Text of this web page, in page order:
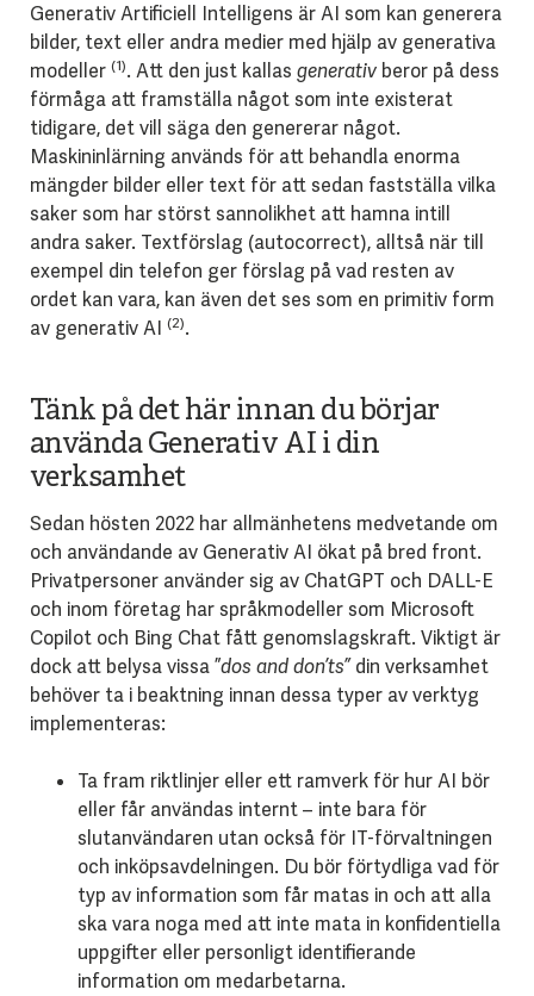
Generativ Artificiell Intelligens är AI som kan generera
bilder, text eller andra medier med hjälp av generativa
modeller (1). Att den just kallas generativ beror på dess
förmåga att framställa något som inte existerat
tidigare, det vill säga den genererar något.
Maskininlärning används för att behandla enorma
mängder bilder eller text för att sedan fastställa vilka
saker som har störst sannolikhet att hamna intill
andra saker. Textförslag (autocorrect), alltså när till
exempel din telefon ger förslag på vad resten av
ordet kan vara, kan även det ses som en primitiv form
av generativ AI (2).
Tänk på det här innan du börjar
använda Generativ AI i din
verksamhet
Sedan hösten 2022 har allmänhetens medvetande om
och användande av Generativ AI ökat på bred front.
Privatpersoner använder sig av ChatGPT och DALL-E
och inom företag har språkmodeller som Microsoft
Copilot och Bing Chat fått genomslagskraft. Viktigt är
dock att belysa vissa ”dos and don’ts”din verksamhet
behöver ta i beaktning innan dessa typer av verktyg
implementeras:
Ta fram riktlinjer eller ett ramverk för hur AI bör
eller får användas internt – inte bara för
slutanvändaren utan också för IT-förvaltningen
och inköpsavdelningen. Du bör förtydliga vad för
typ av information som får matas in och att alla
ska vara noga med att inte mata in konfidentiella
uppgifter eller personligt identifierande
information om medarbetarna.